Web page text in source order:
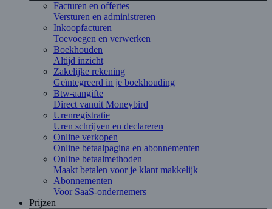
Facturen en offertes
Versturen en administreren
Inkoopfacturen
Toevoegen en verwerken
Boekhouden
Altijd inzicht
Zakelijke rekening
Geïntegreerd in je boekhouding
Btw-aangifte
Direct vanuit Moneybird
Urenregistratie
Uren schrijven en declareren
Online verkopen
Online betaalpagina en abonnementen
Online betaalmethoden
Maakt betalen voor je klant makkelijk
Abonnementen
Voor SaaS-ondernemers
Prijzen